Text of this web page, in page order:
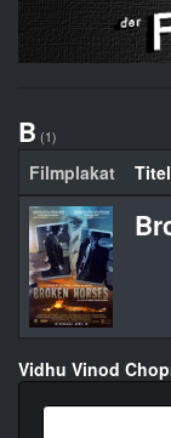
B (1)
Filmplakat Titel
Vidhu Vinod